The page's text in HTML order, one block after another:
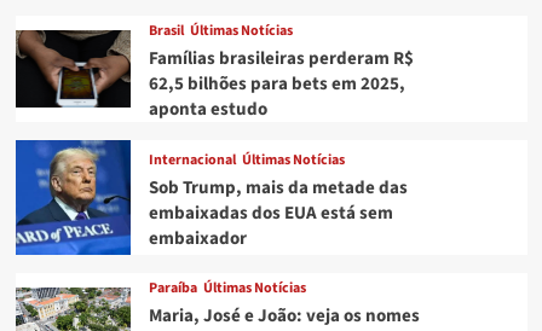
Brasil Últimas Notícias
Famílias brasileiras perderam R$
62,5 bilhões para bets em 2025,
aponta estudo
Internacional Últimas Notícias
Sob Trump, mais da metade das
embaixadas dos EUA está sem
embaixador
Paraíba Últimas Notícias
Maria, José e João: veja os nomes